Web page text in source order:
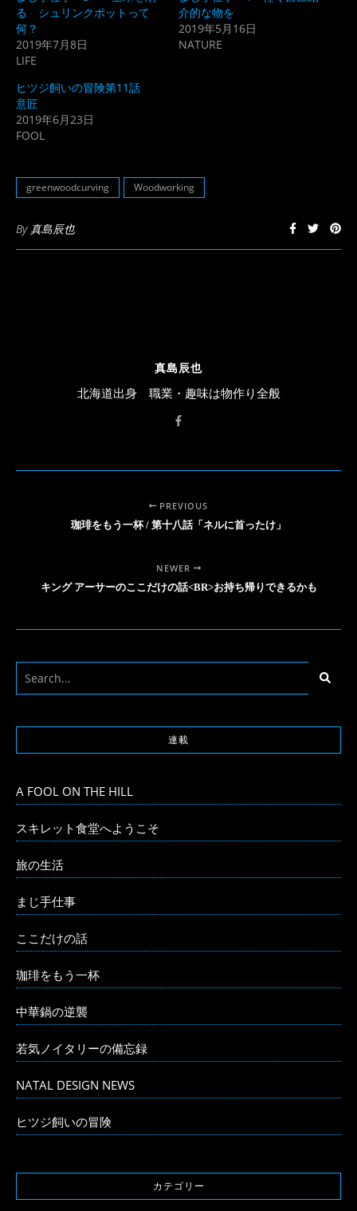
(新
し
ウ
ィ
ウ
で
き
ま
ッ
ク
て
く
い
(新
い
ウ
で
開
き
る シュリンクポットって
何？
2019年7月8日
LIFE
介的な物を
2019年5月16日
NATURE
ヒツジ飼いの冒険第11話
意匠
2019年6月23日
FOOL
greenwoodcurving Woodworking
By真島辰也
真島辰也
北海道出身 職業・趣味は物作り全般
PREVIOUS
珈琲をもう一杯 / 第十八話「ネルに首ったけ」
NEWER
キング アーサーのここだけの話<BR>お持ち帰りできるかも
連載
A FOOL ON THE HILL
スキレット食堂へようこそ
旅の生活
まじ手仕事
ここだけの話
珈琲をもう一杯
中華鍋の逆襲
若気ノイタリーの備忘録
NATAL DESIGN NEWS
ヒツジ飼いの冒険
カテゴリー